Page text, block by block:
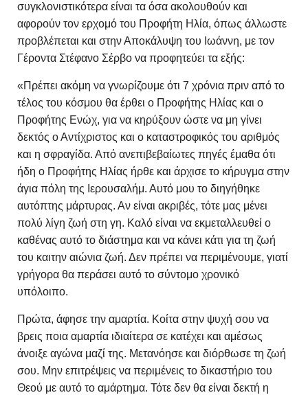
συγκλονιστικότερα είναι τα όσα ακολουθούν και
αφορούν τον ερχομό του Προφήτη Ηλία, όπως άλλωστε
προβλέπεται και στην Αποκάλυψη του Ιωάννη, με τον
Γέροντα Στέφανο Σέρβο να προφητεύει τα εξής:
«Πρέπει ακόμη να γνωρίζουμε ότι 7 χρόνια πριν από το
τέλος του κόσμου θα έρθει ο Προφήτης Ηλίας και ο
Προφήτης Ενώχ, για να κηρύξουν ώστε να μη γίνει
δεκτός ο Αντίχριστος και ο καταστροφικός του αριθμός
και η σφραγίδα. Από ανεπιβεβαίωτες πηγές έμαθα ότι
ήδη ο Προφήτης Ηλίας ήρθε και άρχισε το κήρυγμα στην
άγια πόλη της Ιερουσαλήμ. Αυτό μου το διηγήθηκε
αυτόπτης μάρτυρας. Αν είναι ακριβές, τότε μας μένει
πολύ λίγη ζωή στη γη. Καλό είναι να εκμεταλλευθεί ο
καθένας αυτό το διάστημα και να κάνει κάτι για τη ζωή
του καιτην αιώνια ζωή. Δεν πρέπει να περιμένουμε, γιατί
γρήγορα θα περάσει αυτό το σύντομο χρονικό
υπόλοιπο.
Πρώτα, άφησε την αμαρτία. Κοίτα στην ψυχή σου να
βρεις ποια αμαρτία ιδιαίτερα σε κατέχει και αμέσως
άνοιξε αγώνα μαζί της. Μετανόησε και διόρθωσε τη ζωή
σου. Μην επιτρέψεις να περιμένεις το δικαστήριο του
Θεού με αυτό το αμάρτημα. Τότε δεν θα είναι δεκτή η